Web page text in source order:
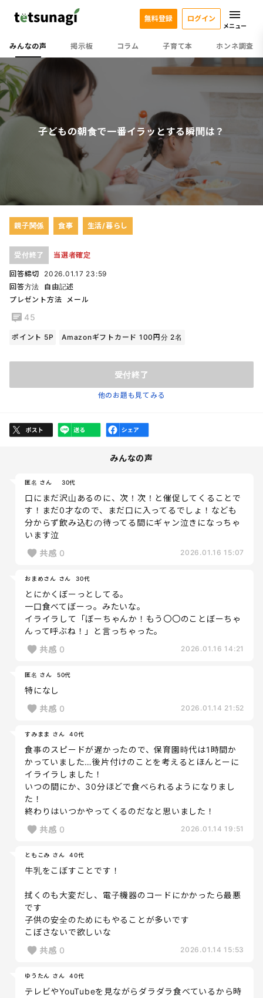
みんなの声 掲示板 コラム 子育て本 ホンネ調査
無料登録 ログイン
メニュー
子どもの朝食で一番イラッとする瞬間は？
親子関係 食事 生活/暮らし
受付終了 当選者確定
回答締切
2026.01.17 23:59
回答方法
自由記述
プレゼント方法
メール
45
ポイント 5P Amazonギフトカード 100円分 2名
受付終了
他のお題も見てみる
みんなの声
匿名 さん 30代
口にまだ沢山あるのに、次！次！と催促してくることで
す！まだ0才なので、まだ口に入ってるでしょ！なども
分からず飲み込むの待ってる間にギャン泣きになっちゃ
います泣
共感 0 2026.01.16 15:07
おまめさん さん 30代
とにかくぼーっとしてる。
一口食べてぼーっ。みたいな。
イライラして「ぼーちゃんか！もう〇〇のことぼーちゃ
んって呼ぶね！」と言っちゃった。
共感 0 2026.01.16 14:21
匿名 さん 50代
特になし
共感 0 2026.01.14 21:52
すみまま さん 40代
食事のスピードが遅かったので、保育園時代は1時間か
かっていました…後片付けのことを考えるとほんとーに
イライラしました！
いつの間にか、30分ほどで食べられるようになりまし
た！
終わりはいつかやってくるのだなと思いました！
共感 0 2026.01.14 19:51
ともこみ さん 40代
牛乳をこぼすことです！
拭くのも大変だし、電子機器のコードにかかったら最悪
です
子供の安全のためにもやることが多いです
こぼさないで欲しいな
共感 0 2026.01.14 15:53
ゆうたん さん 40代
テレビやYouTubeを見ながらダラダラ食べているから時